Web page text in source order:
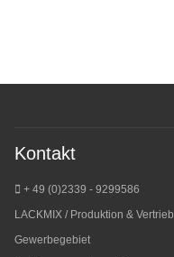
Kontakt
+ 49 (0)2339 - 9299586
LACKMIX / Produktion & Vertrieb
Gewerbegebiet